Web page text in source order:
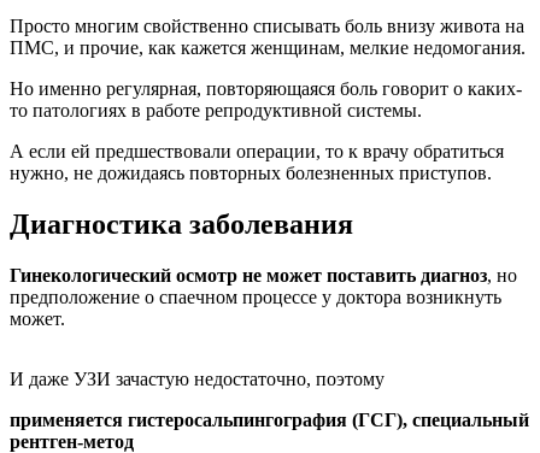
Просто многим свойственно списывать боль внизу живота на
ПМС, и прочие, как кажется женщинам, мелкие недомогания.
Но именно регулярная, повторяющаяся боль говорит о каких-
то патологиях в работе репродуктивной системы.
А если ей предшествовали операции, то к врачу обратиться
нужно, не дожидаясь повторных болезненных приступов.
Диагностика заболевания
Гинекологический осмотр не может поставить диагноз, но
предположение о спаечном процессе у доктора возникнуть
может.
И даже УЗИ зачастую недостаточно, поэтому
применяется гистеросальпингография (ГСГ), специальный
рентген-метод